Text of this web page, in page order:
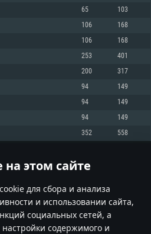
этом сайте
для сбора и анализа
и использовании сайта,
социальных сетей, а
содержимого и
поддерживаемое разрешение –
5 3600 и выше
11 и выше: Nvidia GeForce 1060 и
поддерживаемое разрешение –
Sur 11.0
не поддерживается)
/ соответствующая серия AMD
разрешение - 720p) с
со свежими проприетарными
старее 6 месяцев) с поддержкой
65 103
106 168
106 168
253 401
200 317
94 149
94 149
94 149
352 558
в день
101 102 201